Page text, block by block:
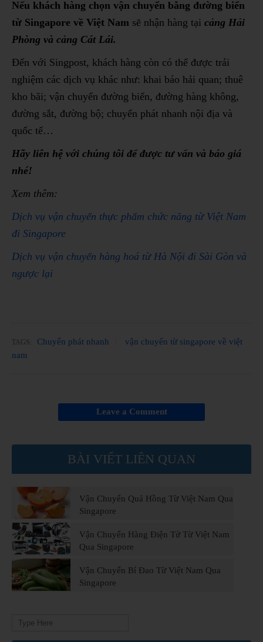
Nếu khách hàng chọn vận chuyển bằng đường biển
từ Singapore về Việt Nam sẽ nhận hàng tại cảng Hải
Phòng và cảng Cát Lái.
Đến với Singpost, khách hàng còn có thể được trải
nghiệm các dịch vụ khác như: khai báo hải quan; thuê
kho bãi; vận chuyển đường biển, đường hàng không,
đường sắt, đường bộ; chuyển phát nhanh nội địa và
quốc tế…
Hãy liên hệ với chúng tôi để được tư vấn và báo giá
nhé!
Xem thêm:
Dịch vụ vận chuyển thực phẩm chức năng từ Việt Nam
đi Singapore
Dịch vụ vận chuyển hàng hoá từ Hà Nội đi Sài Gòn và
ngược lại
TAGS: Chuyển phát nhanh
vận chuyển từ singapore về việt
nam
Leave a Comment
BÀI VIẾT LIÊN QUAN
Vận Chuyển Quả Hồng Từ Việt Nam Qua
Singapore
Vận Chuyển Hàng Điện Tử Từ Việt Nam
Qua Singapore
Vận Chuyển Bí Đao Từ Việt Nam Qua
Singapore
Search